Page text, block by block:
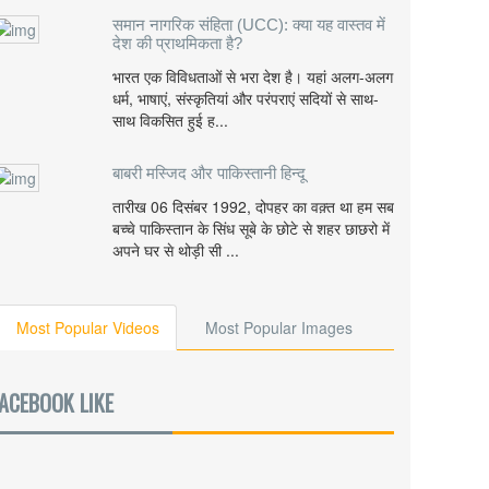
समान नागरिक संहिता (UCC): क्या यह वास्तव में
देश की प्राथमिकता है?
भारत एक विविधताओं से भरा देश है। यहां अलग-अलग
धर्म, भाषाएं, संस्कृतियां और परंपराएं सदियों से साथ-
साथ विकसित हुई ह...
बाबरी मस्जिद और पाकिस्तानी हिन्दू
तारीख 06 दिसंबर 1992, दोपहर का वक़्त था हम सब
बच्चे पाकिस्तान के सिंध सूबे के छोटे से शहर छाछरो में
अपने घर से थोड़ी सी ...
Most Popular Videos Most Popular Images
LIKE